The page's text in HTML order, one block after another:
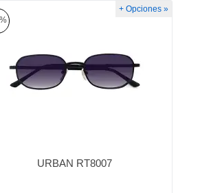
URBAN RT8007
+ Opciones »